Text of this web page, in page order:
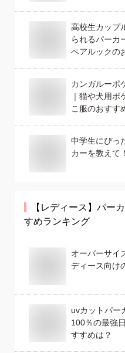
高校生カップ
られるパーカ
ペアルックの
カンガルーポ
｜猫や犬用ポ
こ服のおすす
中学生にぴっ
カーを教えて！
【レディース】 パー
すめランキング
オーバーサイ
ディース向け
uvカットパー
100％の最強
すすめは？